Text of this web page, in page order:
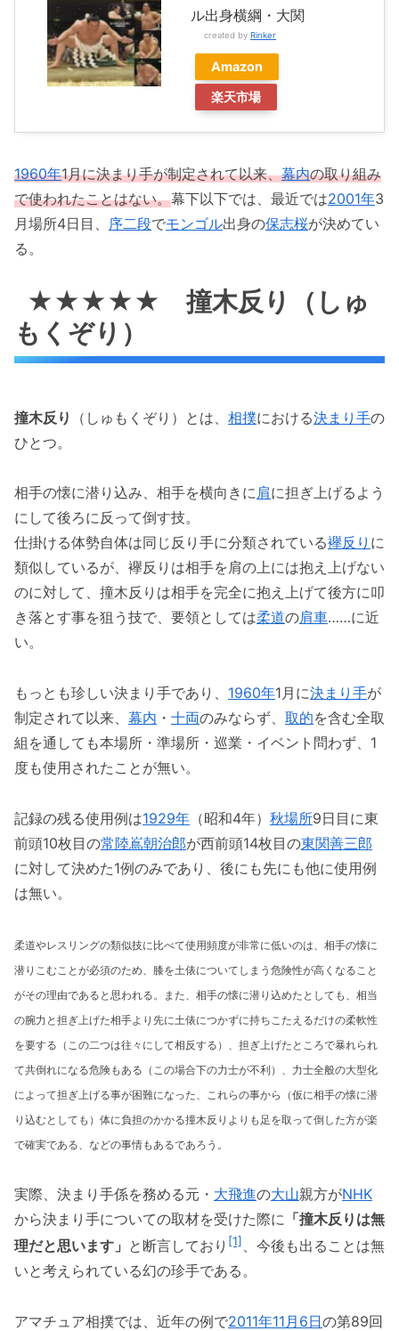
ル出身横綱・大関
created by Rinker
Amazon
楽天市場
1960年1月に決まり手が制定されて以来、幕内の取り組み
で使われたことはない。幕下以下では、最近では2001年3
月場所4日目、 序二段でモンゴル出身の保志桜が決めてい
る。
★★★★★ 撞木反り（しゅ
もくぞり）
撞木反り （しゅもくぞり）とは、 相撲における決まり手の
ひとつ。
相手の懐に潜り込み、相手を横向きに肩に担ぎ上げるよう
にして後ろに反って倒す技。
仕掛ける体勢自体は同じ反り手に分類されている襷反り に
類似しているが、襷反りは相手を肩の上には抱え上げない
のに対して、撞木反りは相手を完全に抱え上げて後方に叩
き落とす事を狙う技で、要領としては柔道の肩車……に近
い。
もっとも珍しい決まり手であり、 1960年1月に決まり手が
制定されて以来、 幕内 ・ 十両のみならず、 取的を含む全取
組を通しても本場所・準場所・巡業・イベント問わず、1
度も使用されたことが無い。
記録の残る使用例は1929年 （昭和4年） 秋場所9日目に東
前頭10枚目の常陸嶌朝治郎が西前頭14枚目の東関善三郎
に対して決めた1例のみであり、後にも先にも他に使用例
は無い。
柔道やレスリングの類似技に比べて使用頻度が非常に低いのは、相手の懐に
潜りこむことが必須のため、膝を土俵についてしまう危険性が高くなること
がその理由であると思われる。また、相手の懐に潜り込めたとしても、相当
の腕力と担ぎ上げた相手より先に土俵につかずに持ちこたえるだけの柔軟性
を要する（この二つは往々にして相反する）、担ぎ上げたところで暴れられ
て共倒れになる危険もある（この場合下の力士が不利）、力士全般の大型化
によって担ぎ上げる事が困難になった、これらの事から（仮に相手の懐に潜
り込むとしても）体に負担のかかる撞木反りよりも足を取って倒した方が楽
で確実である、などの事情もあるであろう。
実際、決まり手係を務める元・ 大飛進の大山親方がNHK
から決まり手についての取材を受けた際に 「撞木反りは無
理だと思います」 と断言しており [1]
、今後も出ることは無
いと考えられている幻の珍手である。
アマチュア相撲では、近年の例で2011年11月6日の第89回